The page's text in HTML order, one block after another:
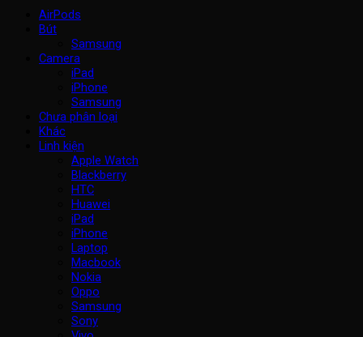
AirPods
Bút
Samsung
Camera
iPad
iPhone
Samsung
Chưa phân loại
Khác
Linh kiện
Apple Watch
Blackberry
HTC
Huawei
iPad
iPhone
Laptop
Macbook
Nokia
Oppo
Samsung
Sony